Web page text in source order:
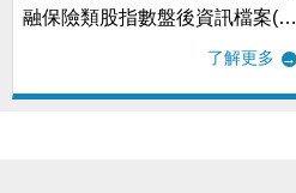
融保險類股指數盤後資訊檔案(新
版)_當日成分股檔及追蹤檔
了解更多